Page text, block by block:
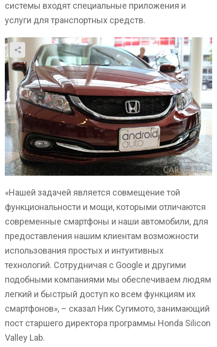
системы входят специальные приложения и
услуги для транспортных средств.
«Нашей задачей является совмещение той
функциональности и мощи, которыми отличаются
современные смартфоны и наши автомобили, для
предоставления нашим клиентам возможности
использования простых и интуитивных
технологий. Сотрудничая с Google и другими
подобными компаниями мы обеспечиваем людям
легкий и быстрый доступ ко всем функциям их
смартфонов», – сказал Ник Сугимото, занимающий
пост старшего директора программы Honda Silicon
Valley Lab.